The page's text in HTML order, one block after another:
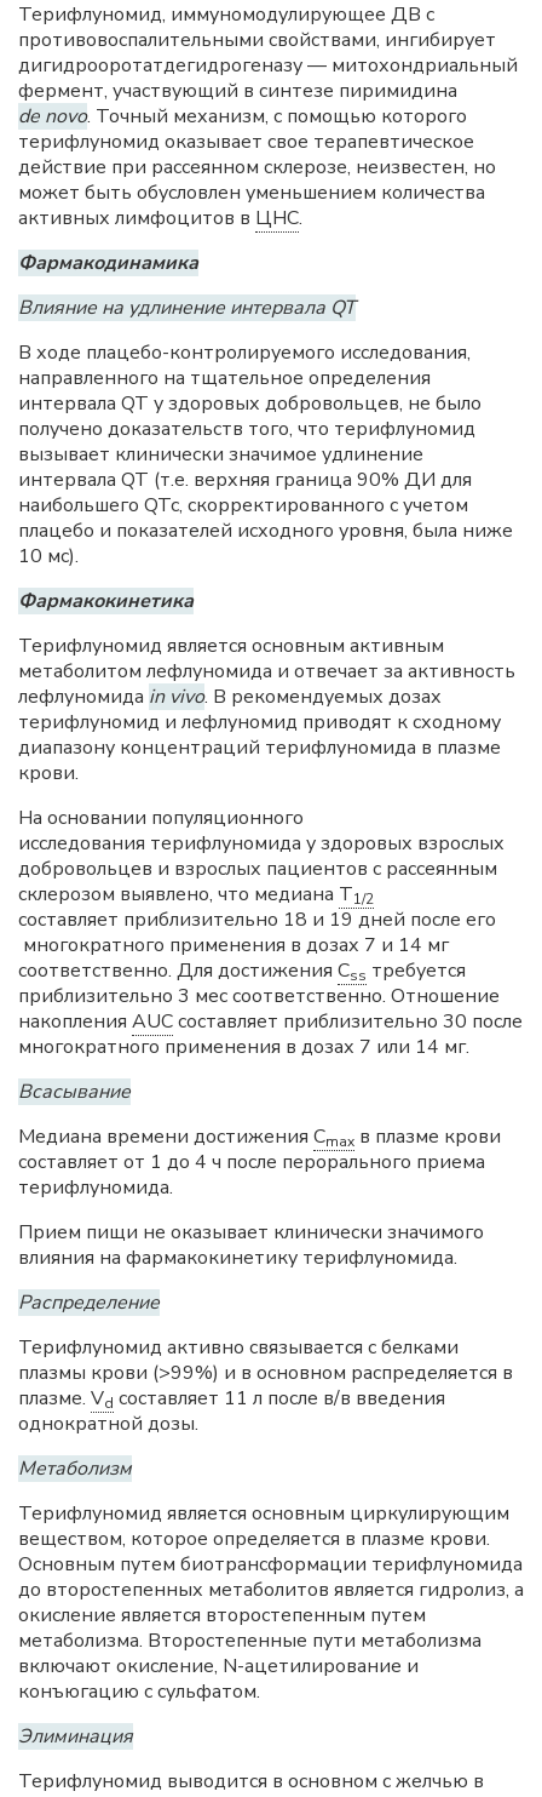
Терифлуномид, иммуномодулирующее ДВ с
противовоспалительными свойствами, ингибирует
дигидрооротатдегидрогеназу — митохондриальный
фермент, участвующий в синтезе пиримидина
de novo. Точный механизм, с помощью которого
терифлуномид оказывает свое терапевтическое
действие при рассеянном склерозе, неизвестен, но
может быть обусловлен уменьшением количества
активных лимфоцитов в ЦНС.
Фармакодинамика
Влияние на удлинение интервала QT
В ходе плацебо-контролируемого исследования,
направленного на тщательное определения
интервала QT у здоровых добровольцев, не было
получено доказательств того, что терифлуномид
вызывает клинически значимое удлинение
интервала QT (т.е. верхняя граница 90% ДИ для
наибольшего QTc, скорректированного с учетом
плацебо и показателей исходного уровня, была ниже
10 мс).
Фармакокинетика
Терифлуномид является основным активным
метаболитом лефлуномида и отвечает за активность
лефлуномида in vivo. В рекомендуемых дозах
терифлуномид и лефлуномид приводят к сходному
диапазону концентраций терифлуномида в плазме
крови.
На основании популяционного
исследования терифлуномида у здоровых взрослых
добровольцев и взрослых пациентов с рассеянным
склерозом выявлено, что медиана T1/2
составляет приблизительно 18 и 19 дней после его
многократного применения в дозах 7 и 14 мг
соответственно. Для достижения Css требуется
приблизительно 3 мес соответственно. Отношение
накопления AUCсоставляет приблизительно 30 после
многократного применения в дозах 7 или 14 мг.
Всасывание
Медиана времени достижения Cmax в плазме крови
составляет от 1 до 4 ч после перорального приема
терифлуномида.
Прием пищи не оказывает клинически значимого
влияния на фармакокинетику терифлуномида.
Распределение
Терифлуномид активно связывается с белками
плазмы крови (>99%) и в основном распределяется в
плазме. Vd составляет 11 л после в/в введения
однократной дозы.
Метаболизм
Терифлуномид является основным циркулирующим
веществом, которое определяется в плазме крови.
Основным путем биотрансформации терифлуномида
до второстепенных метаболитов является гидролиз, а
окисление является второстепенным путем
метаболизма. Второстепенные пути метаболизма
включают окисление, N-ацетилирование и
конъюгацию с сульфатом.
Элиминация
Терифлуномид выводится в основном с желчью в